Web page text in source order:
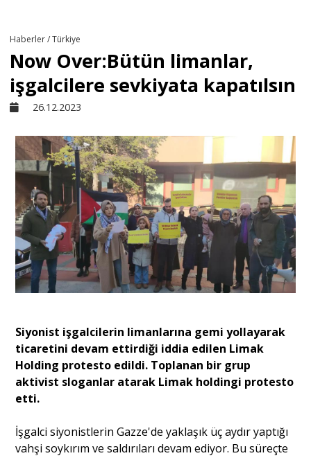
Derkenar
Kültür - Sanat
Ekonomi
Dünya
Söyleşi
Yazı Dizisi
Portre
Haberler / Türkiye
Now Over:Bütün limanlar,
işgalcilere sevkiyata kapatılsın
26.12.2023
Siyonist işgalcilerin limanlarına gemi yollayarak
ticaretini devam ettirdiği iddia edilen Limak
Holding protesto edildi. Toplanan bir grup
aktivist sloganlar atarak Limak holdingi protesto
etti.
İşgalci siyonistlerin Gazze'de yaklaşık üç aydır yaptığı
vahşi soykırım ve saldırıları devam ediyor. Bu süreçte